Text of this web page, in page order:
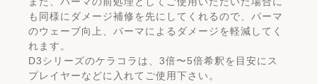
も同様にダメージ補修を先にしてくれるので、パーマ
のウェーブ向上、パーマによるダメージを軽減してく
れます。
D3シリーズのケラコラは、3倍〜5倍希釈を目安にス
プレイヤーなどに入れてご使用下さい。